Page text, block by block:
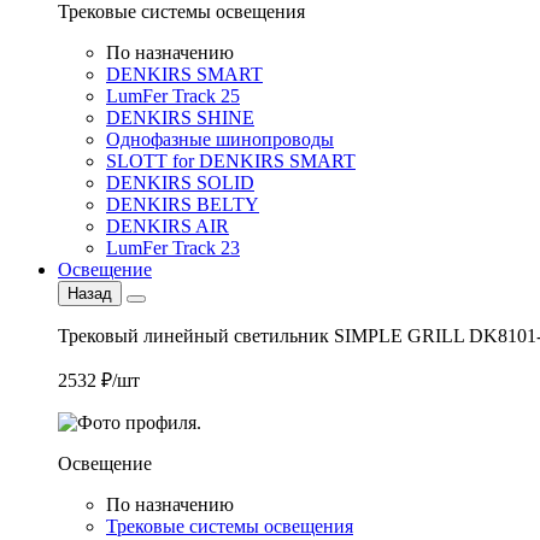
Трековые системы освещения
По назначению
DENKIRS SMART
LumFer Track 25
DENKIRS SHINE
Однофазные шинопроводы
SLOTT for DENKIRS SMART
DENKIRS SOLID
DENKIRS BELTY
DENKIRS AIR
LumFer Track 23
Освещение
Назад
Трековый линейный светильник SIMPLE GRILL
2532 ₽/шт
Освещение
По назначению
Трековые системы освещения